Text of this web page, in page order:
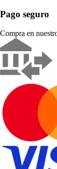
Pago seguro
Compra en